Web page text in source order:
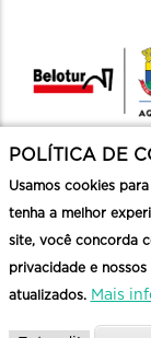
POLÍTICA DE
Usamos cookies
tenha a melhor
site, você concorda
privacidade e nossos
atualizados. Mais